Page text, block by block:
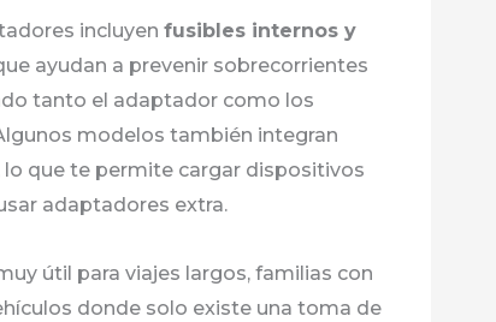
incluyenfusibles internos y
ayudan a prevenir sobrecorrientes
tanto el adaptador como los
modelos también integran
lo que te permite cargar dispositivos
adaptadores extra.
útil para viajes largos, familias con
donde solo existe una toma de